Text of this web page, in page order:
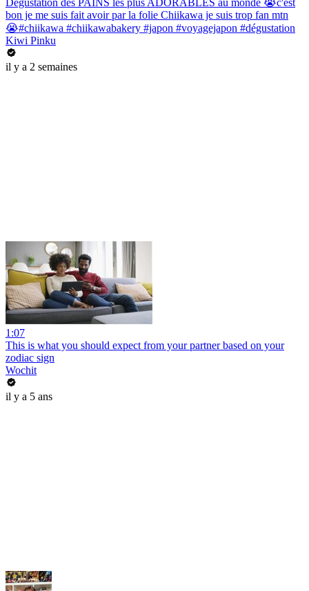
Dégustation des PAINS les plus ADORABLES au monde 😭c'est
bon je me suis fait avoir par la folie Chiikawa je suis trop fan mtn
😭#chiikawa #chiikawabakery #japon #voyagejapon #dégustation
Kiwi Pinku
il y a 2 semaines
1:07
This is what you should expect from your partner based on your
zodiac sign
Wochit
il y a 5 ans